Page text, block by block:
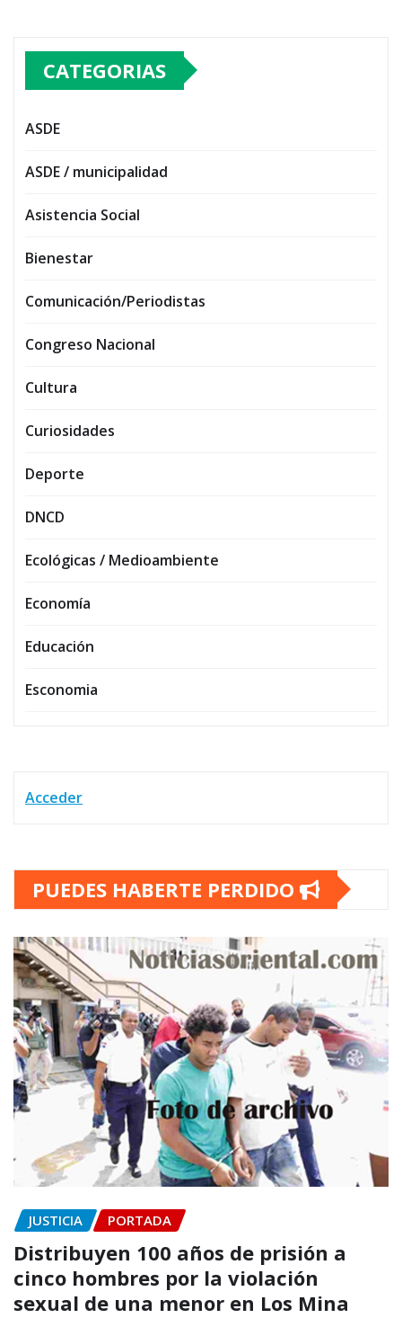
CATEGORIAS
ASDE
ASDE / municipalidad
Asistencia Social
Bienestar
Comunicación/Periodistas
Congreso Nacional
Cultura
Curiosidades
Deporte
DNCD
Ecológicas / Medioambiente
Economía
Educación
Esconomia
Acceder
PUEDES HABERTE PERDIDO
JUSTICIA PORTADA
Distribuyen 100 años de prisión a
cinco hombres por la violación
sexual de una menor en Los Mina